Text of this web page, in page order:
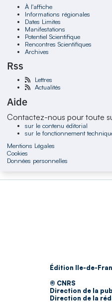
À l'affiche
Informations régionales
Dates Limites
Manifestations
Potentiel Scientifique
Rencontres Scientifiques
Archives
Rss
Lettres
Actualités
Aide
Contactez-nous pour toute
sur le contenu éditorial
sur le fonctionnement
Mentions Légales
Cookies
Données personnelles
Édition Ile-de-
© CNRS
Direction de la
Direction de la